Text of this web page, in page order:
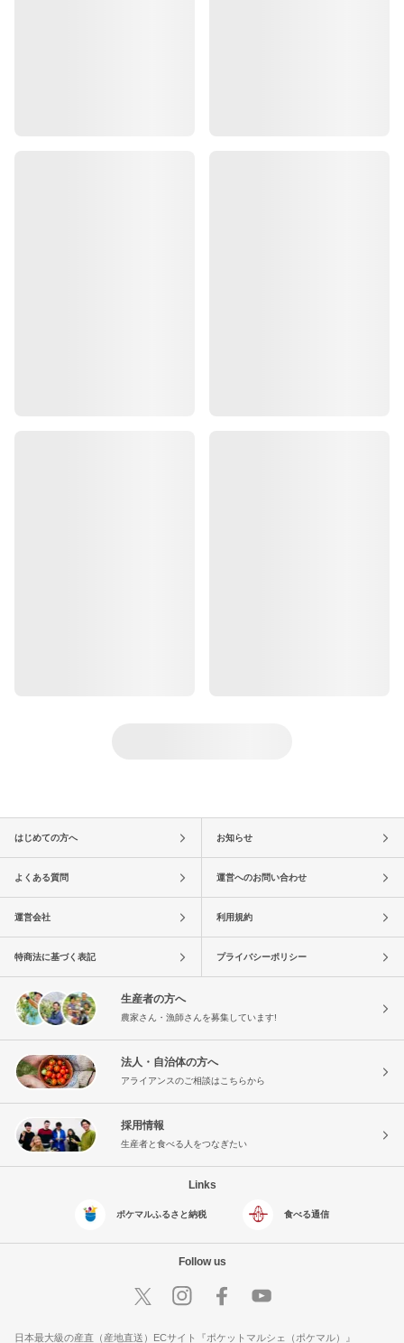
はじめての方へ お知らせ
よくある質問 運営へのお問い合わせ
運営会社 利用規約
特商法に基づく表記 プライバシーポリシー
生産者の方へ
農家さん・漁師さんを募集しています!
法人・自治体の方へ
アライアンスのご相談はこちらから
採用情報
生産者と食べる人をつなぎたい
Links
ポケマルふるさと納税 食べる通信
Follow us
日本最大級の産直（産地直送）ECサイト『ポケットマルシェ（ポケマル）』